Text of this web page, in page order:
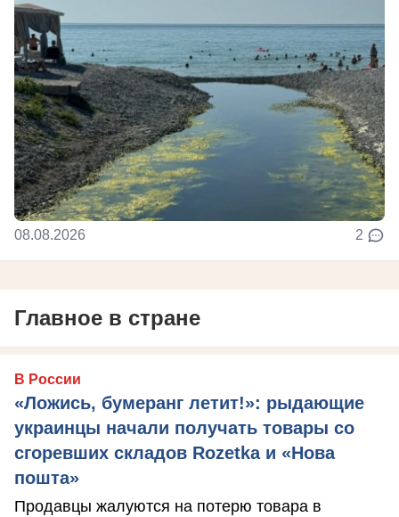
08.08.2026 2
Главное в стране
В России
«Ложись, бумеранг летит!»: рыдающие
украинцы начали получать товары со
сгоревших складов Rozetka и «Нова
пошта»
Продавцы жалуются на потерю товара в